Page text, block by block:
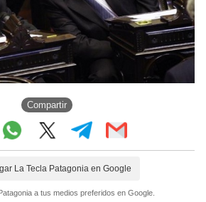
Compartir
La Tecla Patagonia en Google
a tus medios preferidos en Google.